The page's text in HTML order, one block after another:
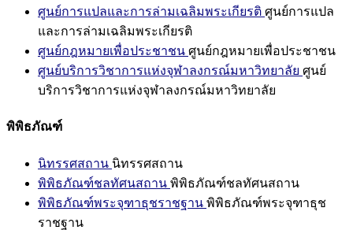
ศูนย์การแปลและการล่ามเฉลิมพระเกียรติ ศูนย์การแปล
และการล่ามเฉลิมพระเกียรติ
ศูนย์กฎหมายเพื่อประชาชน ศูนย์กฎหมายเพื่อประชาชน
ศูนย์บริการวิชาการแห่งจุฬาลงกรณ์มหาวิทยาลัย ศูนย์
บริการวิชาการแห่งจุฬาลงกรณ์มหาวิทยาลัย
พิพิธภัณฑ์
นิทรรศสถาน นิทรรศสถาน
พิพิธภัณฑ์ชลทัศนสถาน พิพิธภัณฑ์ชลทัศนสถาน
พิพิธภัณฑ์พระจุฑาธุชราชฐาน พิพิธภัณฑ์พระจุฑาธุช
ราชฐาน